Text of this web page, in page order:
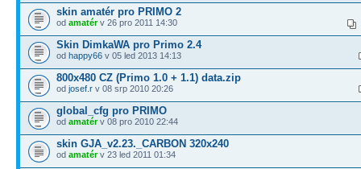
skin amatér pro PRIMO 2
od amatérv 26 pro 2011 14:30
Skin DimkaWA pro Primo 2.4
od happy66 v 05 led 2013 14:13
800x480 CZ (Primo 1.0 + 1.1) data.zip
od josef.r v 08 srp 2010 20:26
global_cfg pro PRIMO
od amatérv 08 pro 2010 22:44
skin GJA_v2.23._CARBON 320х240
od amatérv 23 led 2011 01:34